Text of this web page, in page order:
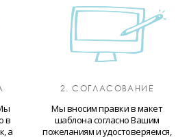
в
а
2. СОГЛАСОВАНИЕ
Мы вносим правки в макет
шаблона согласно Вашим
пожеланиям и удостоверяемся,